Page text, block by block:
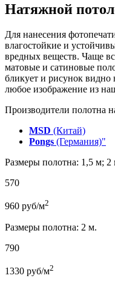
Натяжной
Для нанесения
влагостойкие и
вредных веществ. Чаще
матовые и сатиновые
бликует и рисунок
любое изображение из
Производители полотна
MSD (Китай)
Pongs (Германия)"
Размеры полотна: 1,5 м;
570
960 руб/м2
Размеры полотна: 2 м.
790
1330 руб/м2